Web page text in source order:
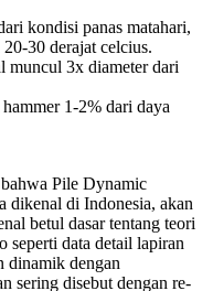
kondisi panas matahari,
30 derajat celcius.
muncul 3x diameter dari
1-2% dari daya
Pile Dynamic
dikenal di Indonesia, akan
betul dasar tentang teori
seperti data detail lapiran
dinamik dengan
sering disebut dengan re-